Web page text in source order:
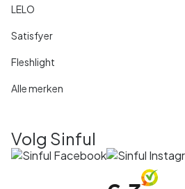
LELO
Satisfyer
Fleshlight
Alle merken
Volg Sinful